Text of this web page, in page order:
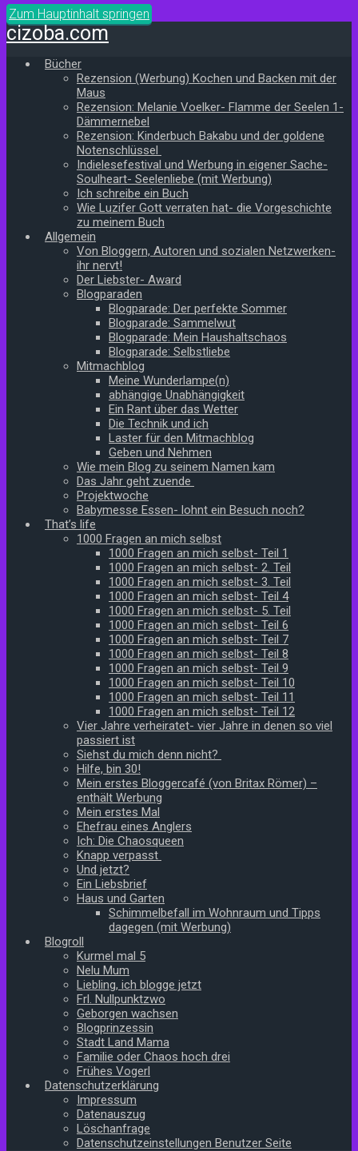
Zum Hauptinhalt springen
cizoba.com
Bücher
Rezension (Werbung) Kochen und Backen mit der
Maus
Rezension: Melanie Voelker- Flamme der Seelen 1-
Dämmernebel
Rezension: Kinderbuch Bakabu und der goldene
Notenschlüssel
Indielesefestival und Werbung in eigener Sache-
Soulheart- Seelenliebe (mit Werbung)
Ich schreibe ein Buch
Wie Luzifer Gott verraten hat- die Vorgeschichte
zu meinem Buch
Allgemein
Von Bloggern, Autoren und sozialen Netzwerken-
ihr nervt!
Der Liebster- Award
Blogparaden
Blogparade: Der perfekte Sommer
Blogparade: Sammelwut
Blogparade: Mein Haushaltschaos
Blogparade: Selbstliebe
Mitmachblog
Meine Wunderlampe(n)
abhängige Unabhängigkeit
Ein Rant über das Wetter
Die Technik und ich
Laster für den Mitmachblog
Geben und Nehmen
Wie mein Blog zu seinem Namen kam
Das Jahr geht zuende
Projektwoche
Babymesse Essen- lohnt ein Besuch noch?
That’s life
1000 Fragen an mich selbst
1000 Fragen an mich selbst- Teil 1
1000 Fragen an mich selbst- 2. Teil
1000 Fragen an mich selbst- 3. Teil
1000 Fragen an mich selbst- Teil 4
1000 Fragen an mich selbst- 5. Teil
1000 Fragen an mich selbst- Teil 6
1000 Fragen an mich selbst- Teil 7
1000 Fragen an mich selbst- Teil 8
1000 Fragen an mich selbst- Teil 9
1000 Fragen an mich selbst- Teil 10
1000 Fragen an mich selbst- Teil 11
1000 Fragen an mich selbst- Teil 12
Vier Jahre verheiratet- vier Jahre in denen so viel
passiert ist
Siehst du mich denn nicht?
Hilfe, bin 30!
Mein erstes Bloggercafé (von Britax Römer) –
enthält Werbung
Mein erstes Mal
Ehefrau eines Anglers
Ich: Die Chaosqueen
Knapp verpasst
Und jetzt?
Ein Liebsbrief
Haus und Garten
Schimmelbefall im Wohnraum und Tipps
dagegen (mit Werbung)
Blogroll
Kurmel mal 5
Nelu Mum
Liebling, ich blogge jetzt
Frl. Nullpunktzwo
Geborgen wachsen
Blogprinzessin
Stadt Land Mama
Familie oder Chaos hoch drei
Frühes Vogerl
Datenschutzerklärung
Impressum
Datenauszug
Löschanfrage
Datenschutzeinstellungen Benutzer Seite